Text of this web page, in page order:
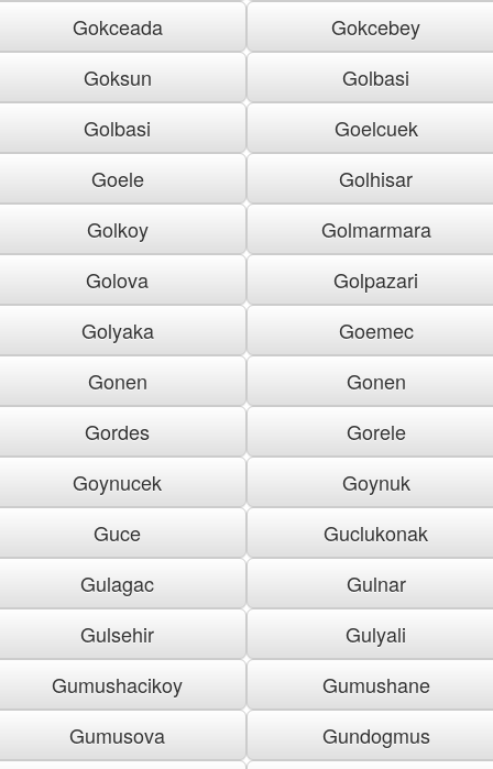
Gokceada
Gokcebey
Goksun
Golbasi
Golbasi
Goelcuek
Goele
Golhisar
Golkoy
Golmarmara
Golova
Golpazari
Golyaka
Goemec
Gonen
Gonen
Gordes
Gorele
Goynucek
Goynuk
Guce
Guclukonak
Gulagac
Gulnar
Gulsehir
Gulyali
Gumushacikoy
Gumushane
Gumusova
Gundogmus